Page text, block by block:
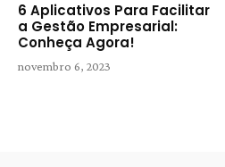
6 Aplicativos Para Facilitar
a Gestão Empresarial:
Conheça Agora!
novembro 6, 2023